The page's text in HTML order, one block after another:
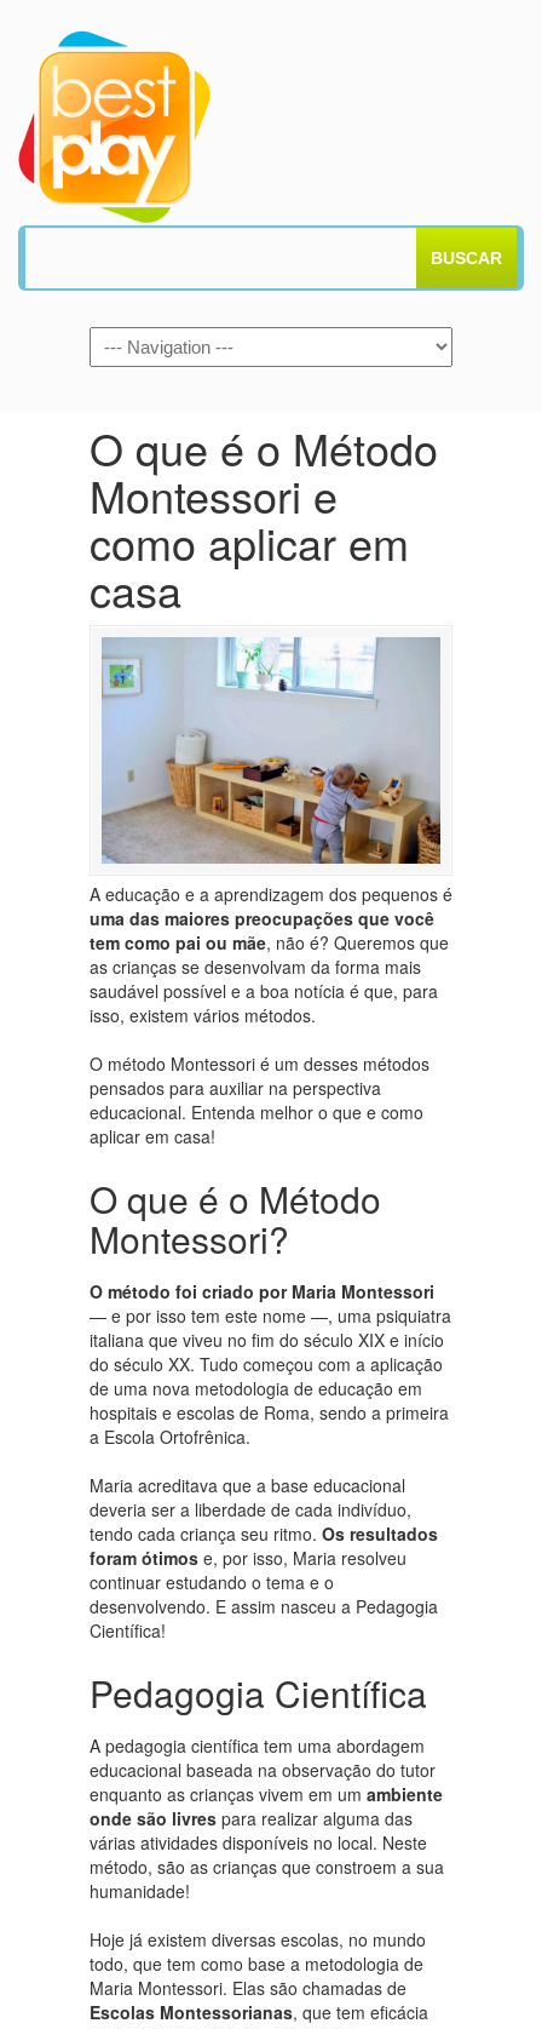
BUSCAR
O que é o Método
Montessori e
como aplicar em
casa
A educação e a aprendizagem dos pequenos é
uma das maiores preocupações que você
tem como pai ou mãe, não é? Queremos que
as crianças se desenvolvam da forma mais
saudável possível e a boa notícia é que, para
isso, existem vários métodos.
O método Montessori é um desses métodos
pensados para auxiliar na perspectiva
educacional. Entenda melhor o que e como
aplicar em casa!
O que é o Método
Montessori?
O método foi criado por Maria Montessori
— e por isso tem este nome —, uma psiquiatra
italiana que viveu no fim do século XIX e início
do século XX. Tudo começou com a aplicação
de uma nova metodologia de educação em
hospitais e escolas de Roma, sendo a primeira
a Escola Ortofrênica.
Maria acreditava que a base educacional
deveria ser a liberdade de cada indivíduo,
tendo cada criança seu ritmo. Os resultados
foram ótimos e, por isso, Maria resolveu
continuar estudando o tema e o
desenvolvendo. E assim nasceu a Pedagogia
Científica!
Pedagogia Científica
A pedagogia científica tem uma abordagem
educacional baseada na observação do tutor
enquanto as crianças vivem em um ambiente
onde são livres para realizar alguma das
várias atividades disponíveis no local. Neste
método, são as crianças que constroem a sua
humanidade!
Hoje já existem diversas escolas, no mundo
todo, que tem como base a metodologia de
Maria Montessori. Elas são chamadas de
Escolas Montessorianas, que tem eficácia